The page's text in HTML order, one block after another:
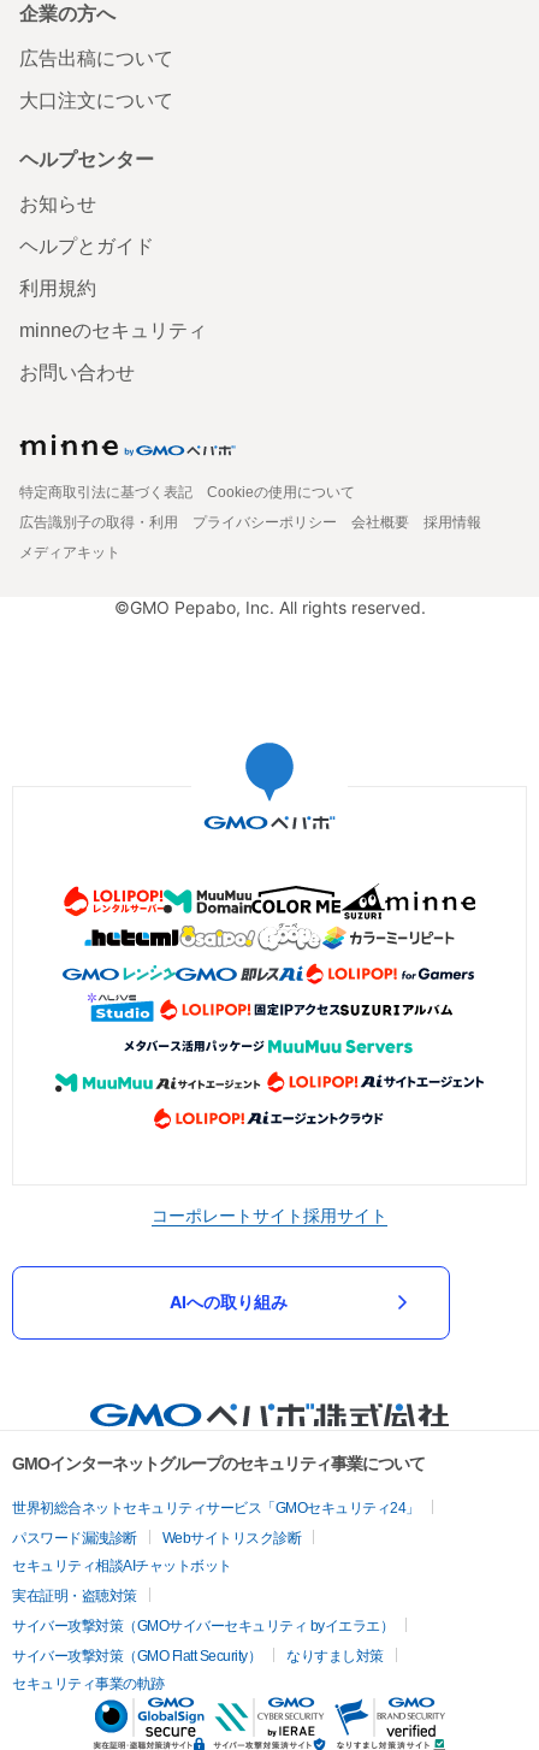
企業の方へ
広告出稿について
大口注文について
ヘルプセンター
お知らせ
ヘルプとガイド
利用規約
minneのセキュリティ
お問い合わせ
特定商取引法に基づく表記
Cookieの使用について
広告識別子の取得・利用
プライバシーポリシー 会社概要
採用情報
メディアキット
©GMO Pepabo, Inc. All rights reserved.
コーポレートサイト採用サイト
AIへの取り組み
GMOインターネットグループのセキュリティ事業について
世界初総合ネットセキュリティサービス「GMOセキュリティ24」
パスワード漏洩診断
Webサイトリスク診断
セキュリティ相談AIチャットボット
実在証明・盗聴対策
サイバー攻撃対策（GMOサイバーセキュリティ byイエラエ）
サイバー攻撃対策（GMO Flatt Security）
なりすまし対策
セキュリティ事業の軌跡